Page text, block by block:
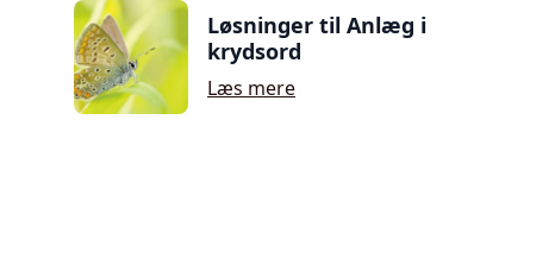
Løsninger til Anlæg i
krydsord
Læs mere